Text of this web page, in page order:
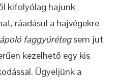
kifolyólag hajunk
ráadásul a hajvégekre
faggyúrétegsem jut
kezelhető egy kis
Ügyeljünk a